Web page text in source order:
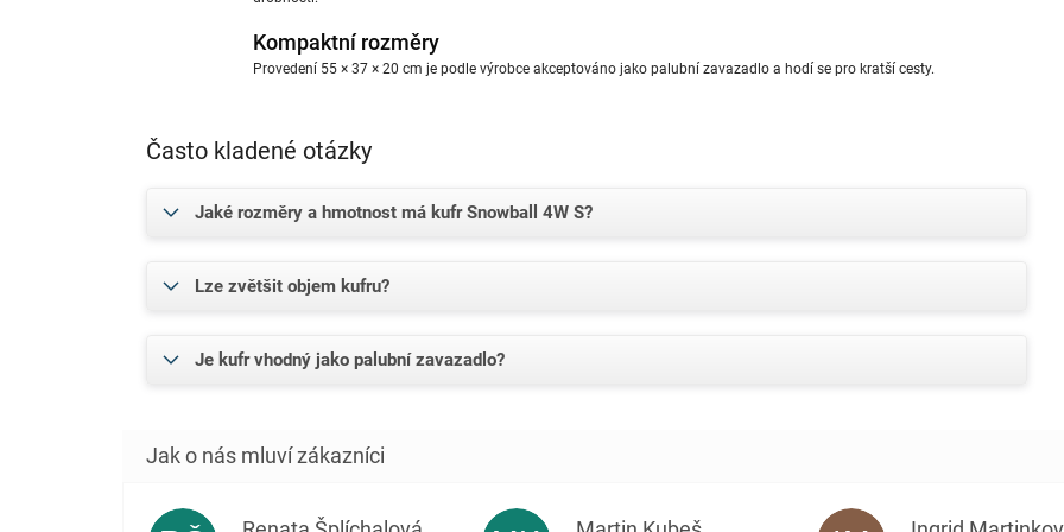
Kompaktní rozměry
Provedení 55 × 37 × 20 cm je podle výrobce akceptováno jako palubní zavazadlo a hodí se pro kratší cesty.
Často kladené otázky
Jaké rozměry a hmotnost má kufr Snowball 4W S?
Lze zvětšit objem kufru?
Je kufr vhodný jako palubní zavazadlo?